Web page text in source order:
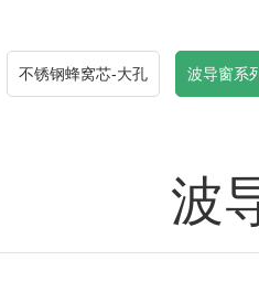
不锈钢蜂窝芯-大孔 波导窗系
波